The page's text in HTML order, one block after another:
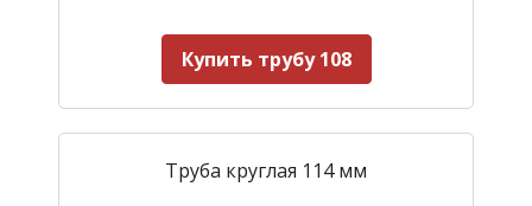
Купить трубу 108
Труба круглая 114 мм